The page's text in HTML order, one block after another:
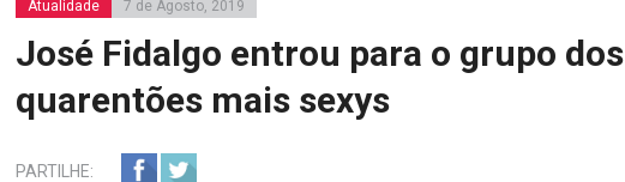
Atualidade 7 de Agosto, 2019
José Fidalgo entrou para o grupo dos
quarentões mais sexys
PARTILHE: